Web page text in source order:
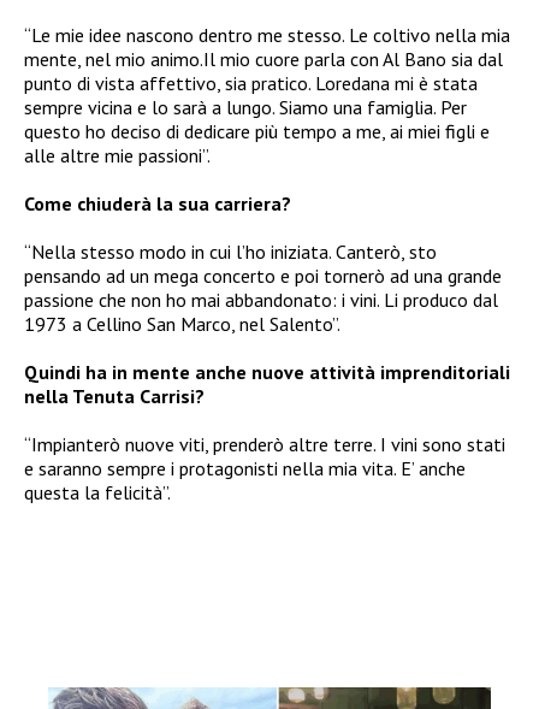
“Le mie idee nascono dentro me stesso. Le coltivo nella mia
mente, nel mio animo.Il mio cuore parla con Al Bano sia dal
punto di vista affettivo, sia pratico. Loredana mi è stata
sempre vicina e lo sarà a lungo. Siamo una famiglia. Per
questo ho deciso di dedicare più tempo a me, ai miei figli e
alle altre mie passioni”.
Come chiuderà la sua carriera?
“Nella stesso modo in cui l’ho iniziata. Canterò, sto
pensando ad un mega concerto e poi tornerò ad una grande
passione che non ho mai abbandonato: i vini. Li produco dal
1973 a Cellino San Marco, nel Salento”.
Quindi ha in mente anche nuove attività imprenditoriali
nella Tenuta Carrisi?
“Impianterò nuove viti, prenderò altre terre. I vini sono stati
e saranno sempre i protagonisti nella mia vita. E’ anche
questa la felicità”.